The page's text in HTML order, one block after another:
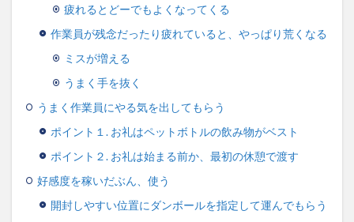
疲れるとどーでもよくなってくる
作業員が残念だったり疲れていると、やっぱり荒くなる
ミスが増える
うまく手を抜く
うまく作業員にやる気を出してもらう
ポイント１. お礼はペットボトルの飲み物がベスト
ポイント２. お礼は始まる前か、最初の休憩で渡す
好感度を稼いだぶん、使う
開封しやすい位置にダンボールを指定して運んでもらう